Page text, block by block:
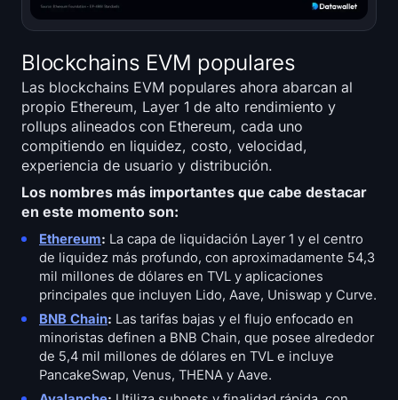
Blockchains EVM populares
Las blockchains EVM populares ahora abarcan al
propio Ethereum, Layer 1 de alto rendimiento y
rollups alineados con Ethereum, cada uno
compitiendo en liquidez, costo, velocidad,
experiencia de usuario y distribución.
Los nombres más importantes que cabe destacar
en este momento son:
Ethereum: La capa de liquidación Layer 1 y el centro
de liquidez más profundo, con aproximadamente 54,3
mil millones de dólares en TVL y aplicaciones
principales que incluyen Lido, Aave, Uniswap y Curve.
BNB Chain: Las tarifas bajas y el flujo enfocado en
minoristas definen a BNB Chain, que posee alrededor
de 5,4 mil millones de dólares en TVL e incluye
PancakeSwap, Venus, THENA y Aave.